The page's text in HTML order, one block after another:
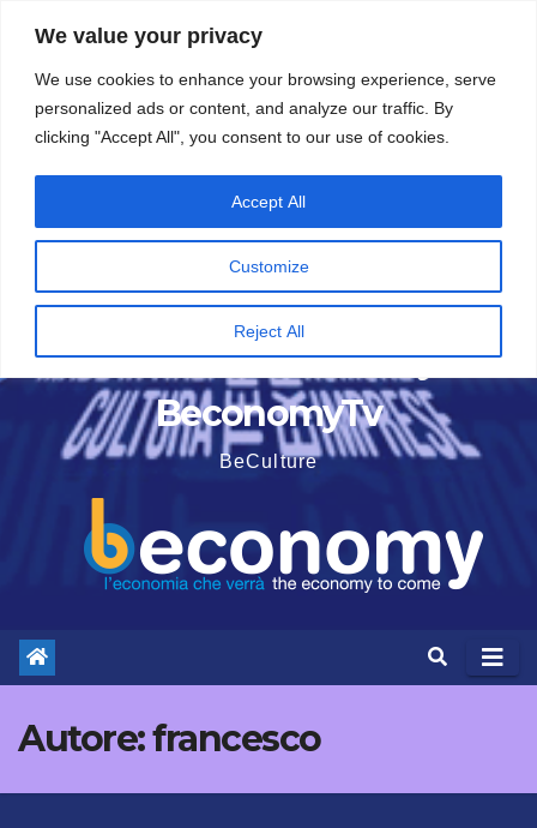
We value your privacy
We use cookies to enhance your browsing experience, serve
personalized ads or content, and analyze our traffic. By
clicking "Accept All", you consent to our use of cookies.
Customize
Reject All
Accept All
contenuto
5 Agosto 2026
BeconomyTv
BeCulture
Autore:francesco